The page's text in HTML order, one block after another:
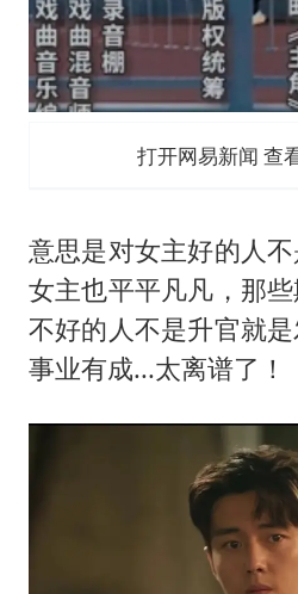
打开网易新闻 查
意思是对女主好的人
女主也平平凡凡，那
不好的人不是升官就
事业有成...太离谱了！